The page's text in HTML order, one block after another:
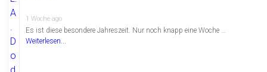
1 Woche ago
Es ist diese besondere Jahreszeit. Nur noch knapp eine Woche …
Weiterlesen...